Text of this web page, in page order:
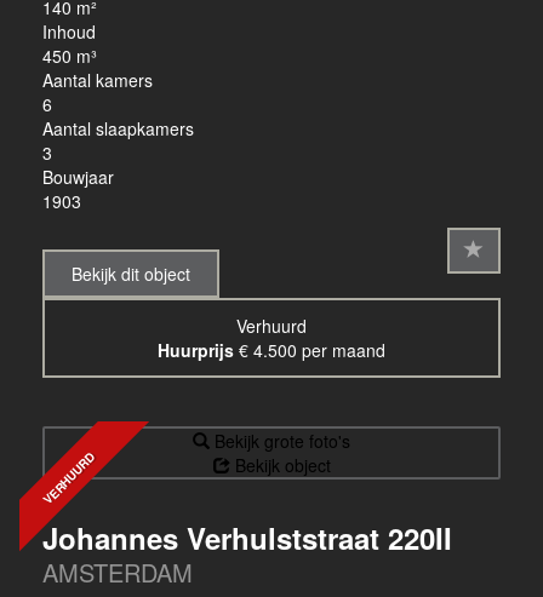
140 m²
Inhoud
450 m³
Aantal kamers
6
Aantal slaapkamers
3
Bouwjaar
1903
Bekijk dit object
Verhuurd
Huurprijs € 4.500 per maand
VERHUURD
Bekijk grote foto's
Bekijk object
Johannes Verhulststraat 220II
AMSTERDAM